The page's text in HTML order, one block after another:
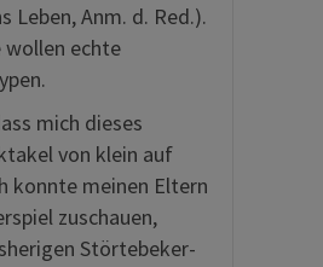
Leben, Anm. d. Red.).
echte
mich dieses
von klein auf
konnte meinen Eltern
zuschauen,
Störtebeker-